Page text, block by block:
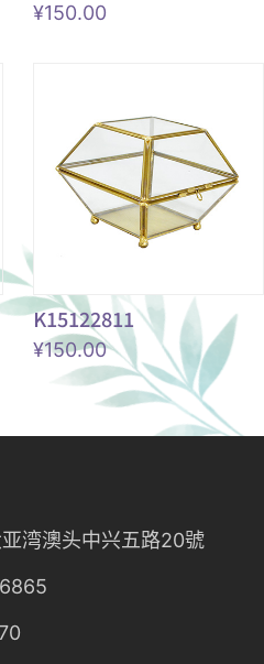
¥150.00
K15122811
¥150.00
湾澳头中兴五路20號